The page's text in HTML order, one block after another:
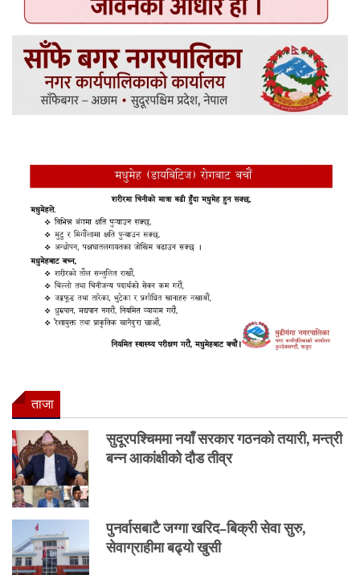
ताजा
सुदूरपश्चिममा नयाँ सरकार गठनको तयारी, मन्त्री
बन्न आकांक्षीको दौड तीव्र
पुनर्वासबाटै जग्गा खरिद–बिक्री सेवा सुरु,
सेवाग्राहीमा बढ्यो खुसी